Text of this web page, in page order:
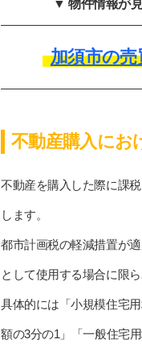
▼ 物件情報が
加須市の
不動産購入にお
不動産を購入した際に課
します。
都市計画税の軽減措置が
として使用する場合に限ら
具体的には「小規模住宅
額の3分の1」「一般住宅